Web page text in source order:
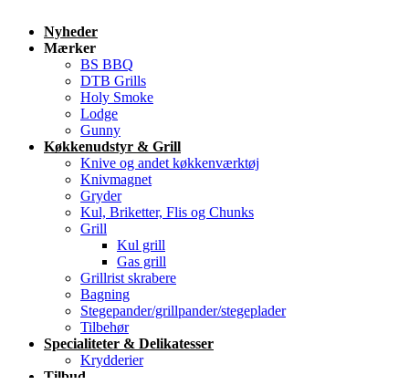
Nyheder
Mærker
BS BBQ
DTB Grills
Holy Smoke
Lodge
Gunny
Køkkenudstyr & Grill
Knive og andet køkkenværktøj
Knivmagnet
Gryder
Kul, Briketter, Flis og Chunks
Grill
Kul grill
Gas grill
Grillrist skrabere
Bagning
Stegepander/grillpander/stegeplader
Tilbehør
Specialiteter & Delikatesser
Krydderier
Tilbud